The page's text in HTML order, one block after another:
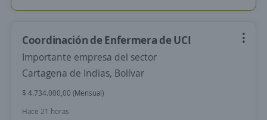
Coordinación de Enfermera de UCI
Importante empresa del sector
Cartagena de Indias, Bolívar
$ 4.734.000,00 (Mensual)
Hace 21 horas